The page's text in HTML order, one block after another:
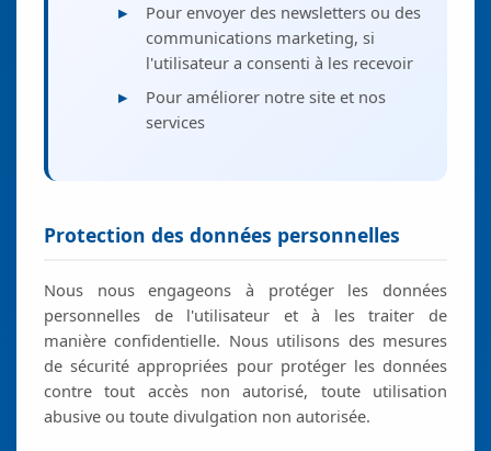
Pour envoyer des newsletters ou des
communications marketing, si
l'utilisateur a consenti à les recevoir
Pour améliorer notre site et nos
services
Protection des données personnelles
Nous nous engageons à protéger les données
personnelles de l'utilisateur et à les traiter de
manière confidentielle. Nous utilisons des mesures
de sécurité appropriées pour protéger les données
contre tout accès non autorisé, toute utilisation
abusive ou toute divulgation non autorisée.
disparaîtront